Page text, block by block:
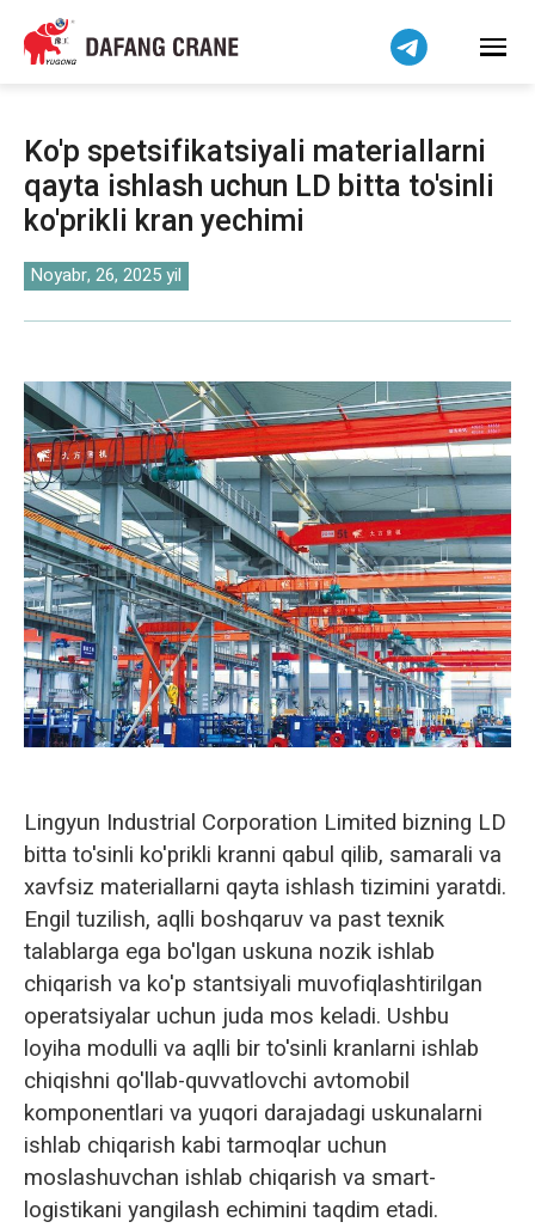
Ko'p spetsifikatsiyali materiallarni
qayta ishlash uchun LD bitta to'sinli
ko'prikli kran yechimi
Noyabr, 26, 2025 yil
Lingyun Industrial Corporation Limited bizning LD
bitta to'sinli ko'prikli kranni qabul qilib, samarali va
xavfsiz materiallarni qayta ishlash tizimini yaratdi.
Engil tuzilish, aqlli boshqaruv va past texnik
talablarga ega bo'lgan uskuna nozik ishlab
chiqarish va ko'p stantsiyali muvofiqlashtirilgan
operatsiyalar uchun juda mos keladi. Ushbu
loyiha modulli va aqlli bir to'sinli kranlarni ishlab
chiqishni qo'llab-quvvatlovchi avtomobil
komponentlari va yuqori darajadagi uskunalarni
ishlab chiqarish kabi tarmoqlar uchun
moslashuvchan ishlab chiqarish va smart-
logistikani yangilash echimini taqdim etadi.
हिन्दी
Bahasa Indonesia
简体中文
বাংলা
فارسی
Pilipino
اردو
Čeština
Беларуская мова
Kiswahili
Dansk
Norsk